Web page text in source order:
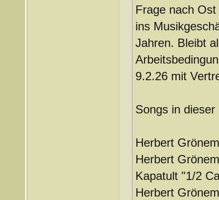
Frage nach
ins
Jahren. Bleibt
9.2.26 mit
Songs in dieser
Herbert
Herbert
Kapatult "1/2
Herbert